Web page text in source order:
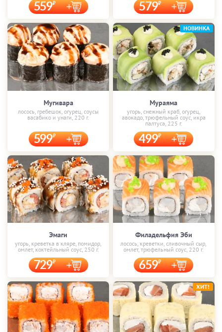
559 579
Мугивара
лосось, гребешок, огурец, соусы
васабико и унаги, 220 г.
599
Мураяма
угорь, снежный краб, огурец,
авокадо, трюфельный соус, икра
палтуса, 225 г.
499
НОВИНКА
Эмаги
угорь, креветка в кляре, помидор,
омлет, коктейльный соус, 250 г.
729
Филадельфия Эби
лосось, креветки, сливочный сыр,
омлет, трюфельный соус, 220 г.
659
ХИТ!